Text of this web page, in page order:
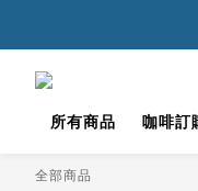
所有商品 咖啡訂
全部商品